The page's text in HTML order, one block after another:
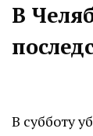
В
В субботу